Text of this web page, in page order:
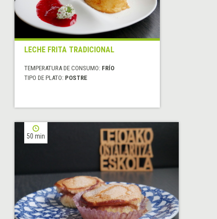
LECHE FRITA TRADICIONAL
TEMPERATURA DE CONSUMO: FRÍO
TIPO DE PLATO: POSTRE
50 min